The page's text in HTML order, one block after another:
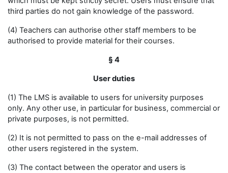
third parties do not gain knowledge of the password.
(4) Teachers can authorise other staff members to be
authorised to provide material for their courses.
§ 4
User duties
(1) The LMS is available to users for university purposes
only. Any other use, in particular for business, commercial or
private purposes, is not permitted.
(2) It is not permitted to pass on the e-mail addresses of
other users registered in the system.
(3) The contact between the operator and users is